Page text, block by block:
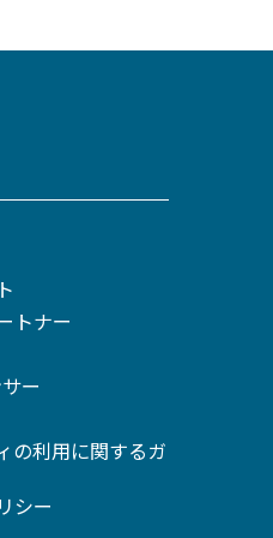
トナー
ー
の利用に関するガ
シー